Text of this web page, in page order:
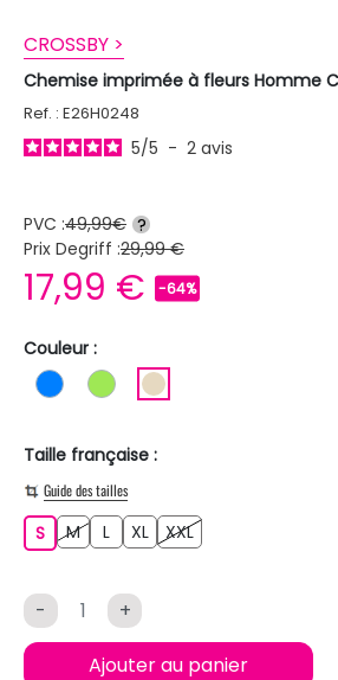
CROSSBY >
Chemise imprimée à fleurs Homme
Ref. : E26H0248
5/5 - 2 avis
PVC :49,99€ ?
Prix Degriff :29,99 €
17,99 € -64%
Couleur :
BLEU VERT CLAIR
Taille française :
Guide des tailles
SS MM L XL XXLXXL
- +
Ajouter au panier